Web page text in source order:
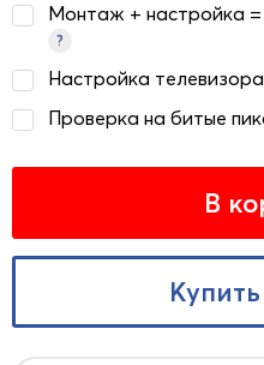
Монтаж +
?
Настройка телевизора
Проверка на битые
В